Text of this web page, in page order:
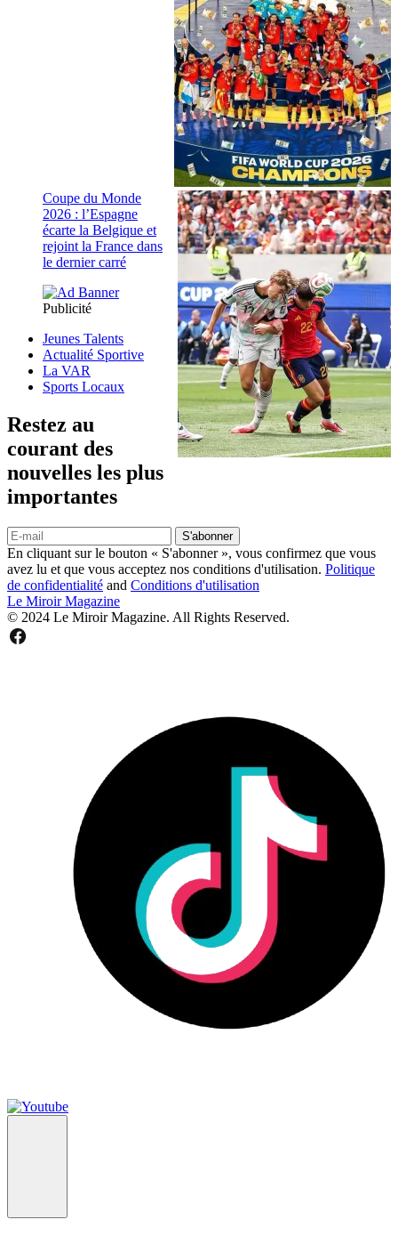
Coupe du Monde
2026 : l’Espagne
écarte la Belgique et
rejoint la France dans
le dernier carré
Publicité
Jeunes Talents
Actualité Sportive
La VAR
Sports Locaux
Restez au
courant des
nouvelles les plus
importantes
S'abonner
En cliquant sur le bouton « S'abonner », vous confirmez que vous
avez lu et que vous acceptez nos conditions d'utilisation. Politique
de confidentialité and Conditions d'utilisation
Le Miroir Magazine
© 2024 Le Miroir Magazine. All Rights Reserved.